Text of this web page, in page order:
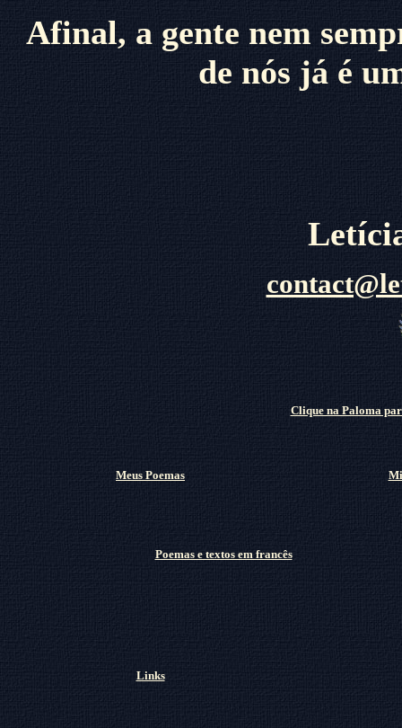
Afinal, a gente nem
de nós já é
Clique na Paloma
Meus Poemas
Poemas e textos em francês
Links